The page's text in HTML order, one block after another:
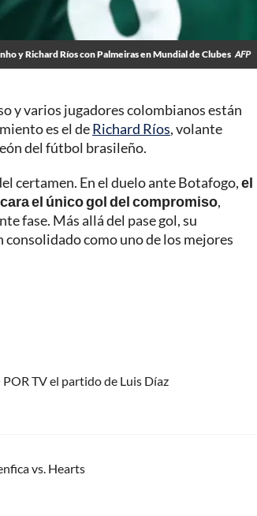
y Richard Ríos con Palmeiras en Mundial de Clubes AFP
y varios jugadores colombianos están
es el deRichard Ríos, volante
del fútbol brasileño.
certamen. En el duelo ante Botafogo,el
el único gol del compromiso,
fase. Más allá del pase gol, su
como uno de los mejores
TV el partido de Luis Díaz
vs. Hearts